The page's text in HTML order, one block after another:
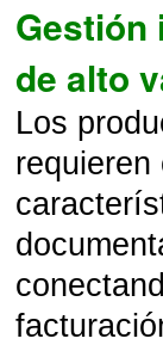
Gestión
de alto
Los
requieren